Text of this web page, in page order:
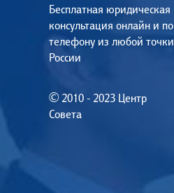
Бесплатная юридическая
консультация онлайн и по
телефону из любой точки
России
© 2010 - 2023 Центр
Совета